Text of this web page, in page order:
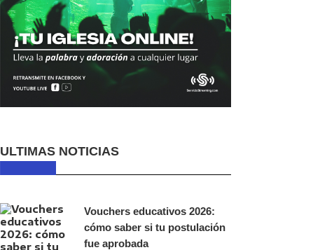
ULTIMAS NOTICIAS
Vouchers educativos 2026:
cómo saber si tu postulación
fue aprobada